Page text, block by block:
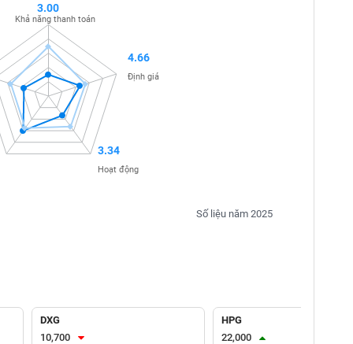
Số liệu năm 2025
3.00
Khả năng thanh toán
4.66
Định giá
3.34
Hoạt động
DXG
10,700
HPG
22,000